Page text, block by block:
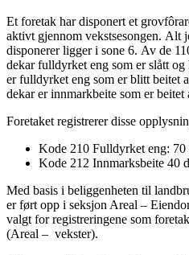
Et foretak har disponert et
aktivt gjennom vekstsesongen. Alt
disponerer ligger i sone 6. Av de
dekar fulldyrket eng som er slått
er fulldyrket eng som er blitt beitet
dekar er innmarkbeite som er
Foretaket registrerer disse
Kode 210 Fulldyrket eng: 70
Kode 212 Innmarksbeite 40
Med basis i beliggenheten til
er ført opp i seksjon Areal –
valgt for registreringene som
(Areal – vekster).